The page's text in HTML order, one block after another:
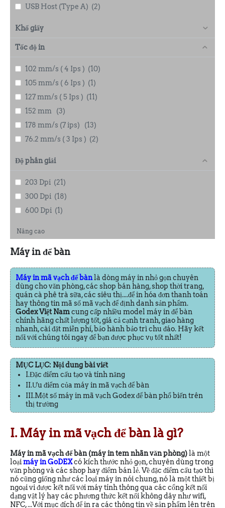
USB Host (Type A) (2)
Khổ giấy
Tốc độ in
102 mm/s ( 4 Ips ) (10)
105 mm/s ( 6 Ips ) (1)
127 mm/s ( 5 Ips ) (11)
152 mm
(3)
178 mm/s (7 ips)
(13)
76.2 mm/s ( 3 Ips ) (2)
Độ phân giải
203 Dpi (21)
300 Dpi (18)
600 Dpi (1)
Nâng cao
Máy in để bàn
Máy in mã vạch để bànlà dòng máy in nhỏ gọn chuyên
dùng cho văn phòng, các shop bán hàng, shop thời trang,
quán cà phê trà sữa, các siêu thị....để in hóa đơn thanh toán
hay thông tin mã số mã vạch để định danh sản phẩm.
Godex Việt Namcung cấp nhiều model máy in để bàn
chính hãng chất lượng tốt, giá cả cạnh tranh, giao hàng
nhanh, cài đặt miễn phí, bảo hành bảo trì chu đáo. Hãy kết
nối với chúng tôi ngay để bạn được phục vụ tốt nhất!
MỤC LỤC: Nội dung bài viết
I.Đặc điểm cấu tạo và tính năng
II.Ưu điểm của máy in mã vạch để bàn
III.Một số máy in mã vạch Godex để bàn phổ biến trên
thị trường
I. Máy in mã vạch để bàn là gì?
Máy in mã vạch để bàn (máy in tem nhãn văn phòng) là một
loạimáy in GoDEXcó kích thước nhỏ gọn, chuyên dùng trong
văn phòng và các shop hay điểm bán lẻ. Về đặc điểm cấu tạo thì
nó cũng giống như các loại máy in nói chung, nó là một thiết bị
ngoại vi được kết nối với máy tính thông qua các cổng kết nối
dạng vật lý hay các phương thức kết nối không dây như wifi,
NFC, ...Với mục đích để in ra các thông tin về sản phẩm lên trên